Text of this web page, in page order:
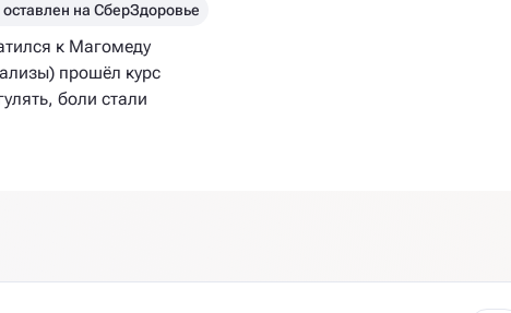
на СберЗдоровье
к Магомеду
прошёл курс
боли стали